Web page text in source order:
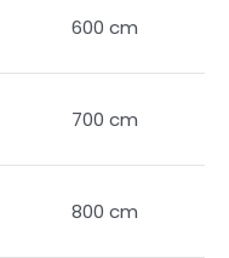
600 cm
700 cm
800 cm